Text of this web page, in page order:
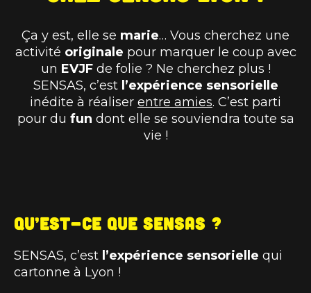
Ça y est, elle se marie… Vous cherchez une
activité originale pour marquer le coup avec
un EVJFde folie ? Ne cherchez plus !
SENSAS, c’estl’expérience sensorielle
inédite à réaliser entre amies. C’est parti
pour du fun dont elle se souviendra toute sa
vie !
Qu’est-ce que SENSAS ?
SENSAS, c’est l’expérience sensorielle qui
cartonne à Lyon !